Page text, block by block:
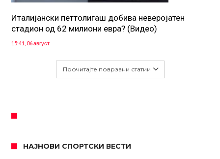
Италијански петтолигаш добива неверојатен
стадион од 62 милиони евра? (Видео)
15:41, 06 август
Прочитајте поврзани статии
НАЈНОВИ СПОРТСКИ ВЕСТИ